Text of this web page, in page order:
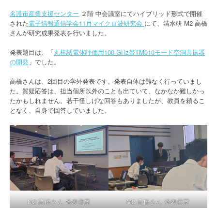
名護市産業支援センター ２階 中会議室にてハイブリッド形式で開催
された電子情報通信学会11月マイクロ波研究会 にて、清水研 M2 高橋
さんが研究成果発表を行いました。
発表題目は、「丸棒誘電体評価用100 GHz帯TM010モード空洞共振器
の開発 」でした。
高橋さんは、2回目の学外発表です。発表自体は難なく行っていまし
た。質疑応答は、担当個所以外のことも出ていて、なかなか難しかっ
たかもしれません。若干怪しげな回答もありましたが、教員を頼るこ
となく、自身で回答していました。
M2 高橋さん 発表風景
M2 高橋さん 発表風景